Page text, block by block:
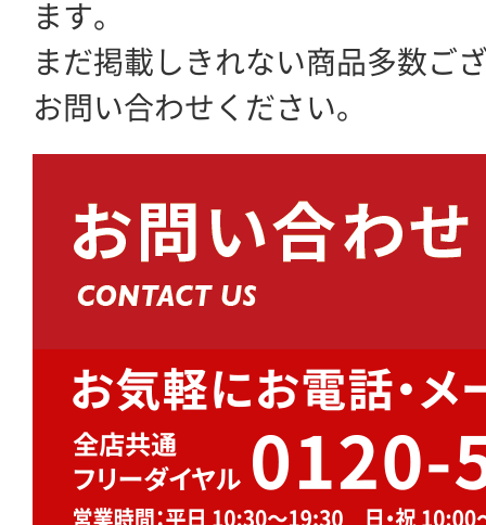
ます。
まだ掲載しきれない商品多数ご
お問い合わせください。